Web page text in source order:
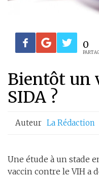
0
Bientôt un
SIDA ?
Auteur La Rédaction
Une étude à un stade
vaccin contre le VIH a